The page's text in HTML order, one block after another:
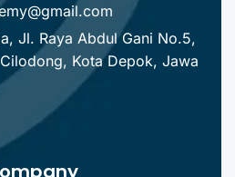
Jl. Raya Abdul Gani No.5,
Kota Depok, Jawa